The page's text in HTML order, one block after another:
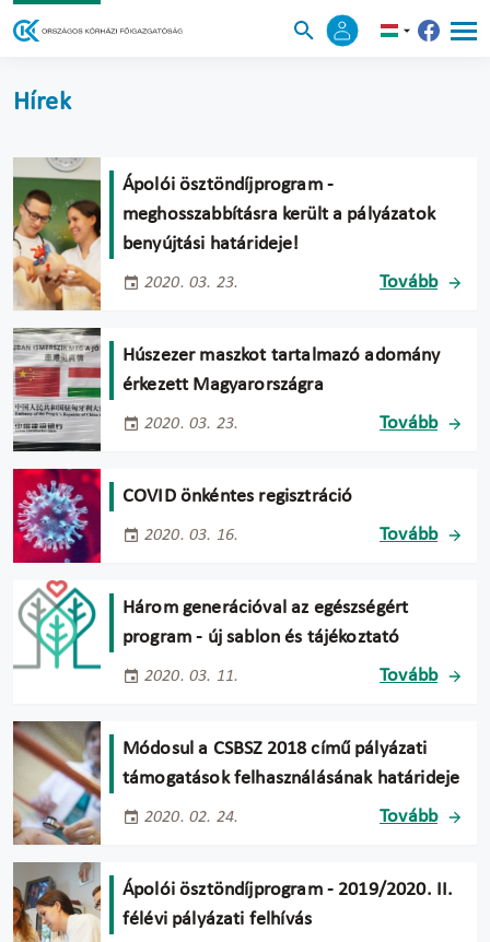
Hírek
Ápolói ösztöndíjprogram -
meghosszabbításra került a pályázatok
benyújtási határideje!
2020. 03. 23. Tovább
Húszezer maszkot tartalmazó adomány
érkezett Magyarországra
2020. 03. 23. Tovább
COVID önkéntes regisztráció
2020. 03. 16. Tovább
Három generációval az egészségért
program - új sablon és tájékoztató
2020. 03. 11. Tovább
Módosul a CSBSZ 2018 című pályázati
támogatások felhasználásának határideje
2020. 02. 24. Tovább
Ápolói ösztöndíjprogram - 2019/2020. II.
félévi pályázati felhívás